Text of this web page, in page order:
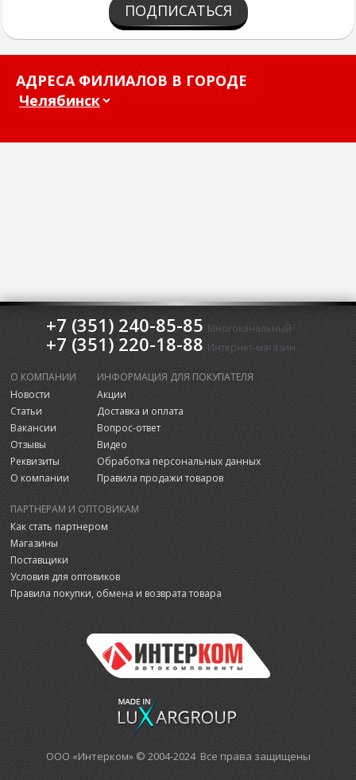
ПОДПИСАТЬСЯ
АДРЕСА ФИЛИАЛОВ В ГОРОДЕ
+7 (351) 240-85-85 Многоканальный
+7 (351) 220-18-88 Интернет-магазин
О КОМПАНИИ
Новости
Статьи
Вакансии
Отзывы
Реквизиты
О компании
ИНФОРМАЦИЯ ДЛЯ ПОКУПАТЕЛЯ
Акции
Доставка и оплата
Вопрос-ответ
Видео
Обработка персональных данных
Правила продажи товаров
ПАРТНЕРАМ И ОПТОВИКАМ
Как стать партнером
Магазины
Поставщики
Условия для оптовиков
Правила покупки, обмена и возврата товара
ООО «Интерком» © 2004-2024 Все права защищены